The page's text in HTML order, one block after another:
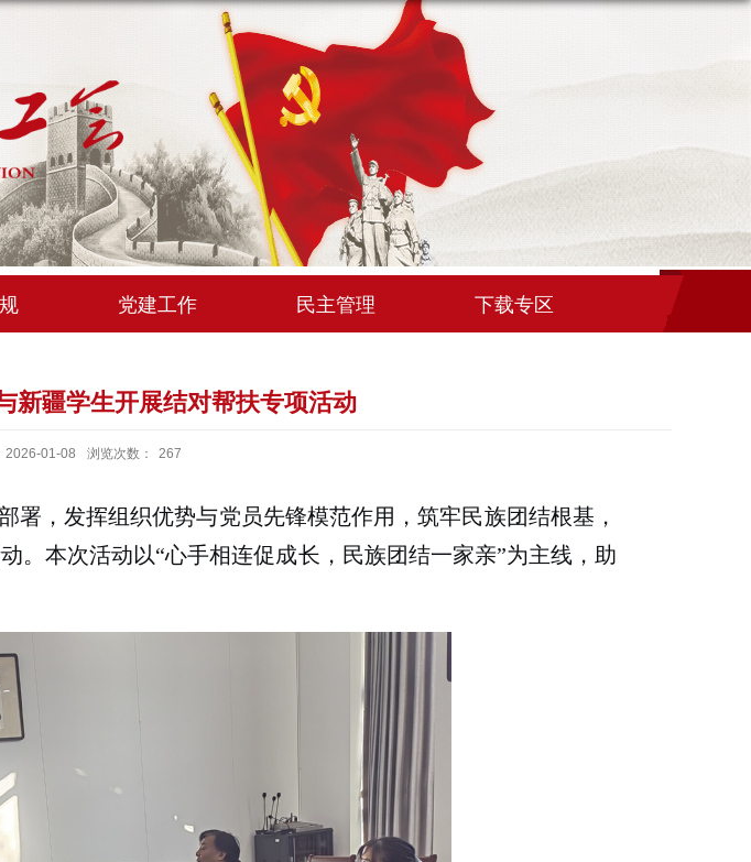
党建工作 民主管理 下载专区
新疆学生开展结对帮扶专项活动
2026-01-08 浏览次数： 267
署，发挥组织优势与党员先锋模范作用，筑牢民族团结根基，
。本次活动以“心手相连促成长，民族团结一家亲”为主线，助